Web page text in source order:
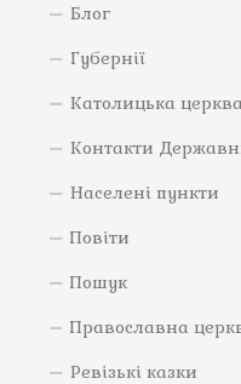
Блог
Губернії
Католицька
Контакти
Населені пункти
Повіти
Пошук
Православна
Ревізькі казки